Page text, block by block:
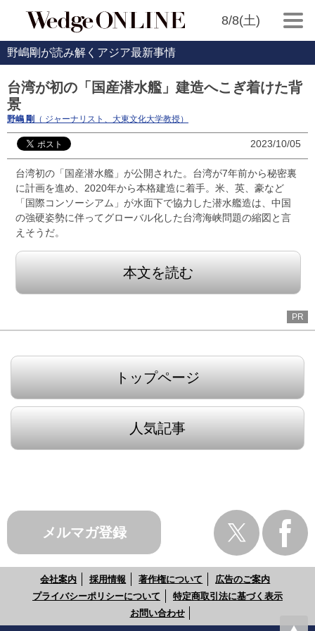
8/8(土)
野嶋剛が読み解くアジア最新事情
台湾が初の「国産潜水艦」建造へこぎ着けた背
景
野嶋 剛 （ ジャーナリスト、大東文化大学教授）
2023/10/05
台湾初の「国産潜水艦」が公開された。台湾が7年前から秘密裏
に計画を進め、2020年から本格建造に着手。米、英、豪など
「国際コンソーシアム」が水面下で協力した潜水艦造は、中国
の強硬姿勢に伴ってグローバル化した台湾海峡問題の縮図と言
えそうだ。
本文を読む
PR
トップページ
人気記事
メルマガ登録
会社案内 採用情報 著作権について
広告のご案内
プライバシーポリシーについて
特定商取引法に基づく表示
お問い合わせ